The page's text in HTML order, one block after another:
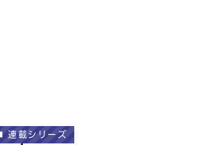
連載シリーズ